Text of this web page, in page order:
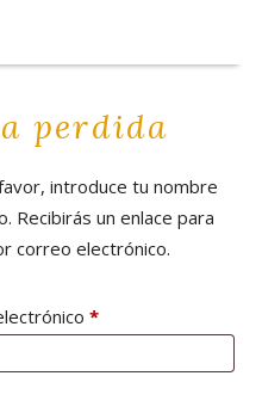
perdida
introduce tu nombre
Recibirás un enlace para
correo electrónico.
*Obligatorio